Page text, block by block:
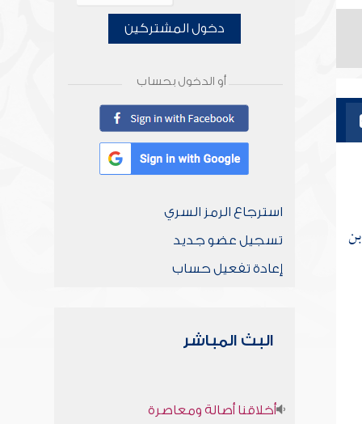
دخول المشتركين
أو الدخول بحساب
استرجاع الرمز السري
تسجيل عضو جديد
إعادة تفعيل حساب
البث المباشر
أخلاقنا أصالة ومعاصرة